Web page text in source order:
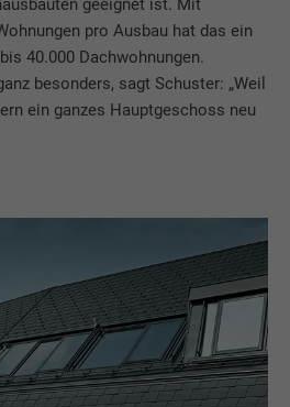
geeignet ist. Mit
pro Ausbau hat das ein
40.000 Dachwohnungen.
besonders, sagt Schuster: „Weil
ein ganzes Hauptgeschoss neu